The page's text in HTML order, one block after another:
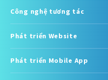
Công nghệ tương tác
Phát triển Website
Phát triển Mobile App